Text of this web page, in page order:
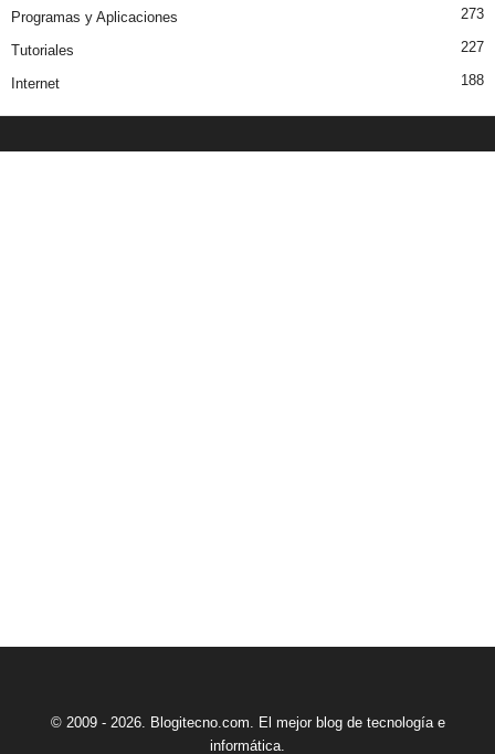
Programas y Aplicaciones 273
Tutoriales 227
Internet 188
© 2009 - 2026. Blogitecno.com. El mejor blog de tecnología e
informática.